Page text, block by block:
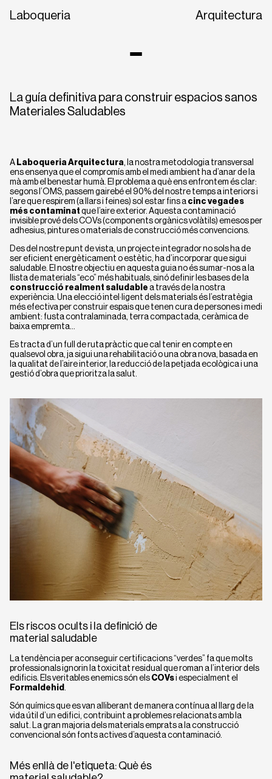
Laboqueria Arquitectura
CAENES
La guía definitiva para construir espacios sanos
Materiales Saludables
A Laboqueria Arquitectura, la nostra metodologia transversal
ens ensenya que el compromís amb el medi ambient ha d’anar de la
mà amb el benestar humà. El problema a què ens enfrontem és clar:
segons l’OMS, passem gairebé el 90% del nostre temps a interiors i
l’are que respirem (a llars i feines) sol estar fins a cinc vegades
més contaminat que l’aire exterior. Aquesta contaminació
invisible prové dels COVs (components orgànics volàtils) emesos per
adhesius, pintures o materials de construcció més convencions.
Des del nostre punt de vista, un projecte integrador no sols ha de
ser eficient energèticament o estètic, ha d’incorporar que sigui
saludable. El nostre objectiu en aquesta guia no és sumar-nos a la
llista de materials “eco” més habituals, sinó definir les bases de la
construcció realment saludable a través de la nostra
experiència. Una elecció intel·ligent dels materials és l’estratègia
més efectiva per construir espais que tenen cura de persones i medi
ambient: fusta contralaminada, terra compactada, ceràmica de
baixa empremta…
Es tracta d’un full de ruta pràctic que cal tenir en compte en
qualsevol obra, ja sigui una rehabilitació o una obra nova, basada en
la qualitat de l’aire interior, la reducció de la petjada ecològica i una
gestió d’obra que prioritza la salut.
Els riscos ocults i la definició de
material saludable
La tendència per aconseguir certificacions “verdes” fa que molts
professionals ignorin la toxicitat residual que roman a l’interior dels
edificis. Els veritables enemics són els COVsi especialment el
Formaldehid
Són químics que es van alliberant de manera contínua al llarg de la
vida útil d’un edifici, contribuint a problemes relacionats amb la
salut. La gran majoria dels materials emprats a la construcció
convencional són fonts actives d’aquesta contaminació.
Més enllà de l'etiqueta: Què és